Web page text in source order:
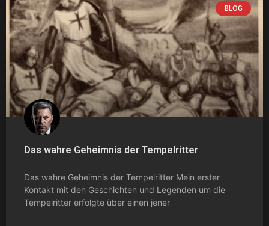
BLOG
Das wahre Geheimnis der Tempelritter
Das wahre Geheimnis der Tempelritter Mein erster
Kontakt mit den Geschichten und Legenden um die
Tempelritter erfolgte über einen jener